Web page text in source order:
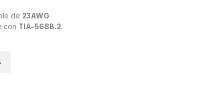
de 23AWG.
con TIA-568B.2.